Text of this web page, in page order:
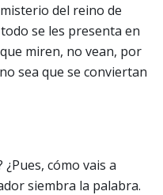
del reino de
se les presenta en
miren, no vean, por
sea que se conviertan
cómo vais a
siembra la palabra.